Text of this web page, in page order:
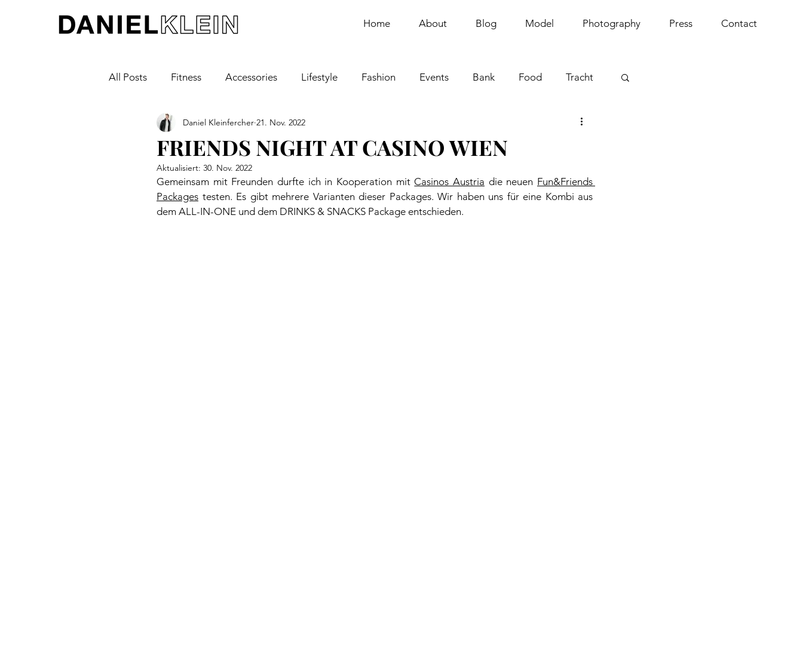
Home About Blog Model Photography Press Contact
All Posts Fitness Accessories Lifestyle Fashion Events Bank Food Tracht
Travel Fashion Beauty
FRIENDS NIGHT AT CASINO WIEN
Daniel Kleinfercher 21. Nov. 2022
Aktualisiert: 30. Nov. 2022
Gemeinsam mit Freunden durfte ich in Kooperation mit Casinos Austria die neuen Fun&Friends
Packages testen. Es gibt mehrere Varianten dieser Packages. Wir haben uns für eine Kombi aus
dem ALL-IN-ONE und dem DRINKS & SNACKS Package entschieden.